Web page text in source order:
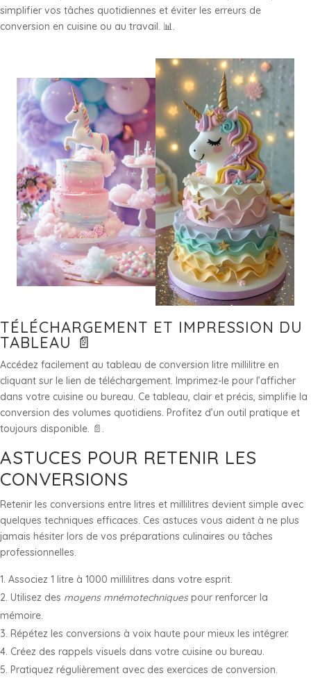
simplifier vos tâches quotidiennes et éviter les erreurs de
conversion en cuisine ou au travail. 📊.
TÉLÉCHARGEMENT ET IMPRESSION DU
TABLEAU 📄
Accédez facilement au tableau de conversion litre millilitre en
cliquant sur le lien de téléchargement. Imprimez-le pour l’afficher
dans votre cuisine ou bureau. Ce tableau, clair et précis, simplifie la
conversion des volumes quotidiens. Profitez d’un outil pratique et
toujours disponible. 📄.
ASTUCES POUR RETENIR LES
CONVERSIONS
Retenir les conversions entre litres et millilitres devient simple avec
quelques techniques efficaces. Ces astuces vous aident à ne plus
jamais hésiter lors de vos préparations culinaires ou tâches
professionnelles.
Associez 1 litre à 1000 millilitres dans votre esprit.
Utilisez des moyens mnémotechniquespour renforcer la
mémoire.
Répétez les conversions à voix haute pour mieux les intégrer.
Créez des rappels visuels dans votre cuisine ou bureau.
Pratiquez régulièrement avec des exercices de conversion.